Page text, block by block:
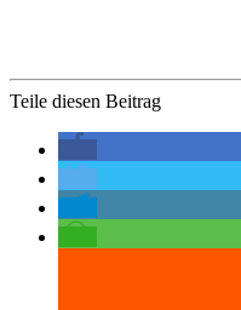
Teile diesen Beitrag